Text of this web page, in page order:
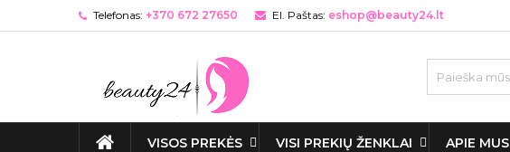
Telefonas: +370 672 27650 El. Paštas: eshop@beauty24.lt
VISOS PREKĖS VISI PREKIŲ ŽENKLAI APIE MUS